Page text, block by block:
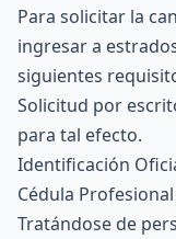
Para solicitar la
ingresar a
siguientes
Solicitud por
para tal efecto.
Identificación
Cédula
Tratándose de